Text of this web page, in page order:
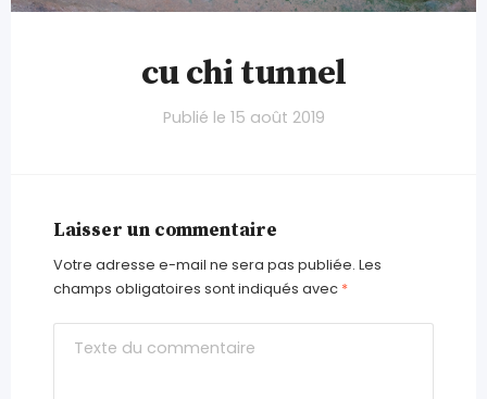
cu chi tunnel
Publié le 15 août 2019
Laisser un commentaire
Votre adresse e-mail ne sera pas publiée. Les
champs obligatoires sont indiqués avec *